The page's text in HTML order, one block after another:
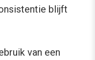
blijft
van een